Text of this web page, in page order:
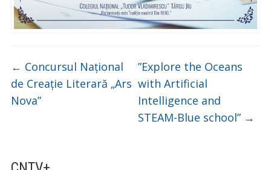
← Concursul Național
de Creație Literară „Ars
Nova”
”Explore the Oceans
with Artificial
Intelligence and
STEAM-Blue school” →